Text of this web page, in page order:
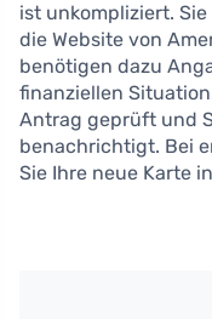
ist unkompliziert.
die Website von
benötigen dazu
finanziellen
Antrag geprüft und
benachrichtigt. Bei
Sie Ihre neue Karte